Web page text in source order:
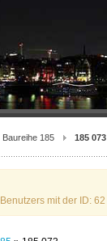
Baureihe 185 185 073
mit der ID: 62